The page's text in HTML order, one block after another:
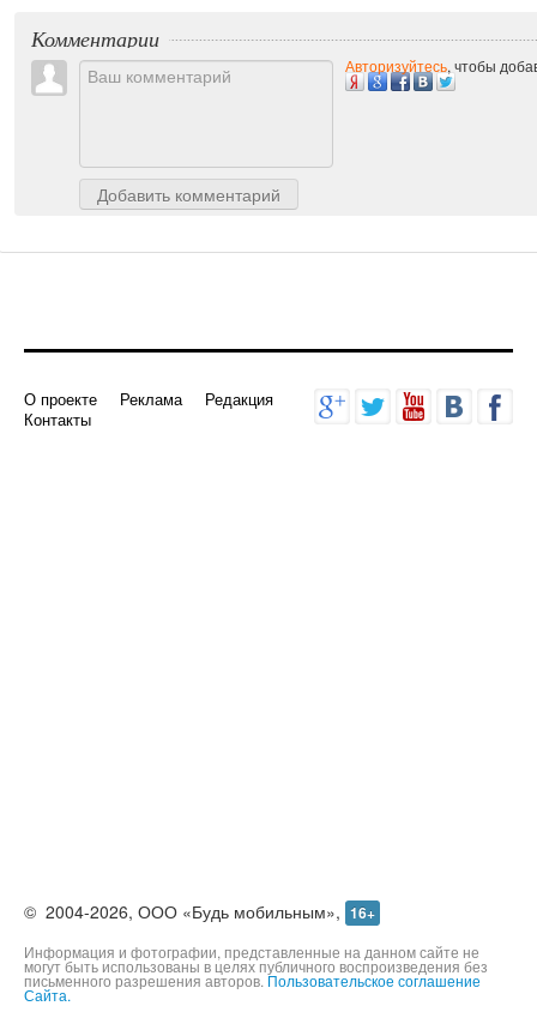
Комментарии
Добавить комментарий
Авторизуйтесь, чтобы
О проекте Реклама
Редакция
Контакты
© 2004-2026, ООО «Будь мобильным», 16+
Информация и фотографии, представленные на данном сайте не
могут быть использованы в целях публичного воспроизведения без
письменного разрешения авторов. Пользовательское соглашение
Сайта.